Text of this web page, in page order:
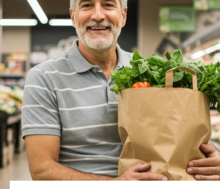
Wereldwijde website